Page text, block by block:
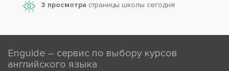
3 просмотра страницы школы сегодня
Enguide – сервис по выбору курсов
английского языка